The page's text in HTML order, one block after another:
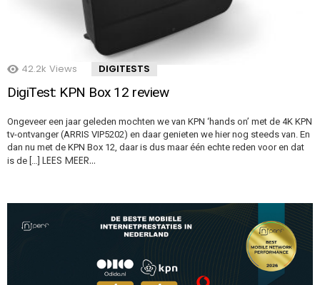
42.2k Views DIGITESTS
DigiTest: KPN Box 12 review
Ongeveer een jaar geleden mochten we van KPN ‘hands on’ met de 4K KPN
tv-ontvanger (ARRIS VIP5202) en daar genieten we hier nog steeds van. En
dan nu met de KPN Box 12, daar is dus maar één echte reden voor en dat
is de […] LEES MEER…